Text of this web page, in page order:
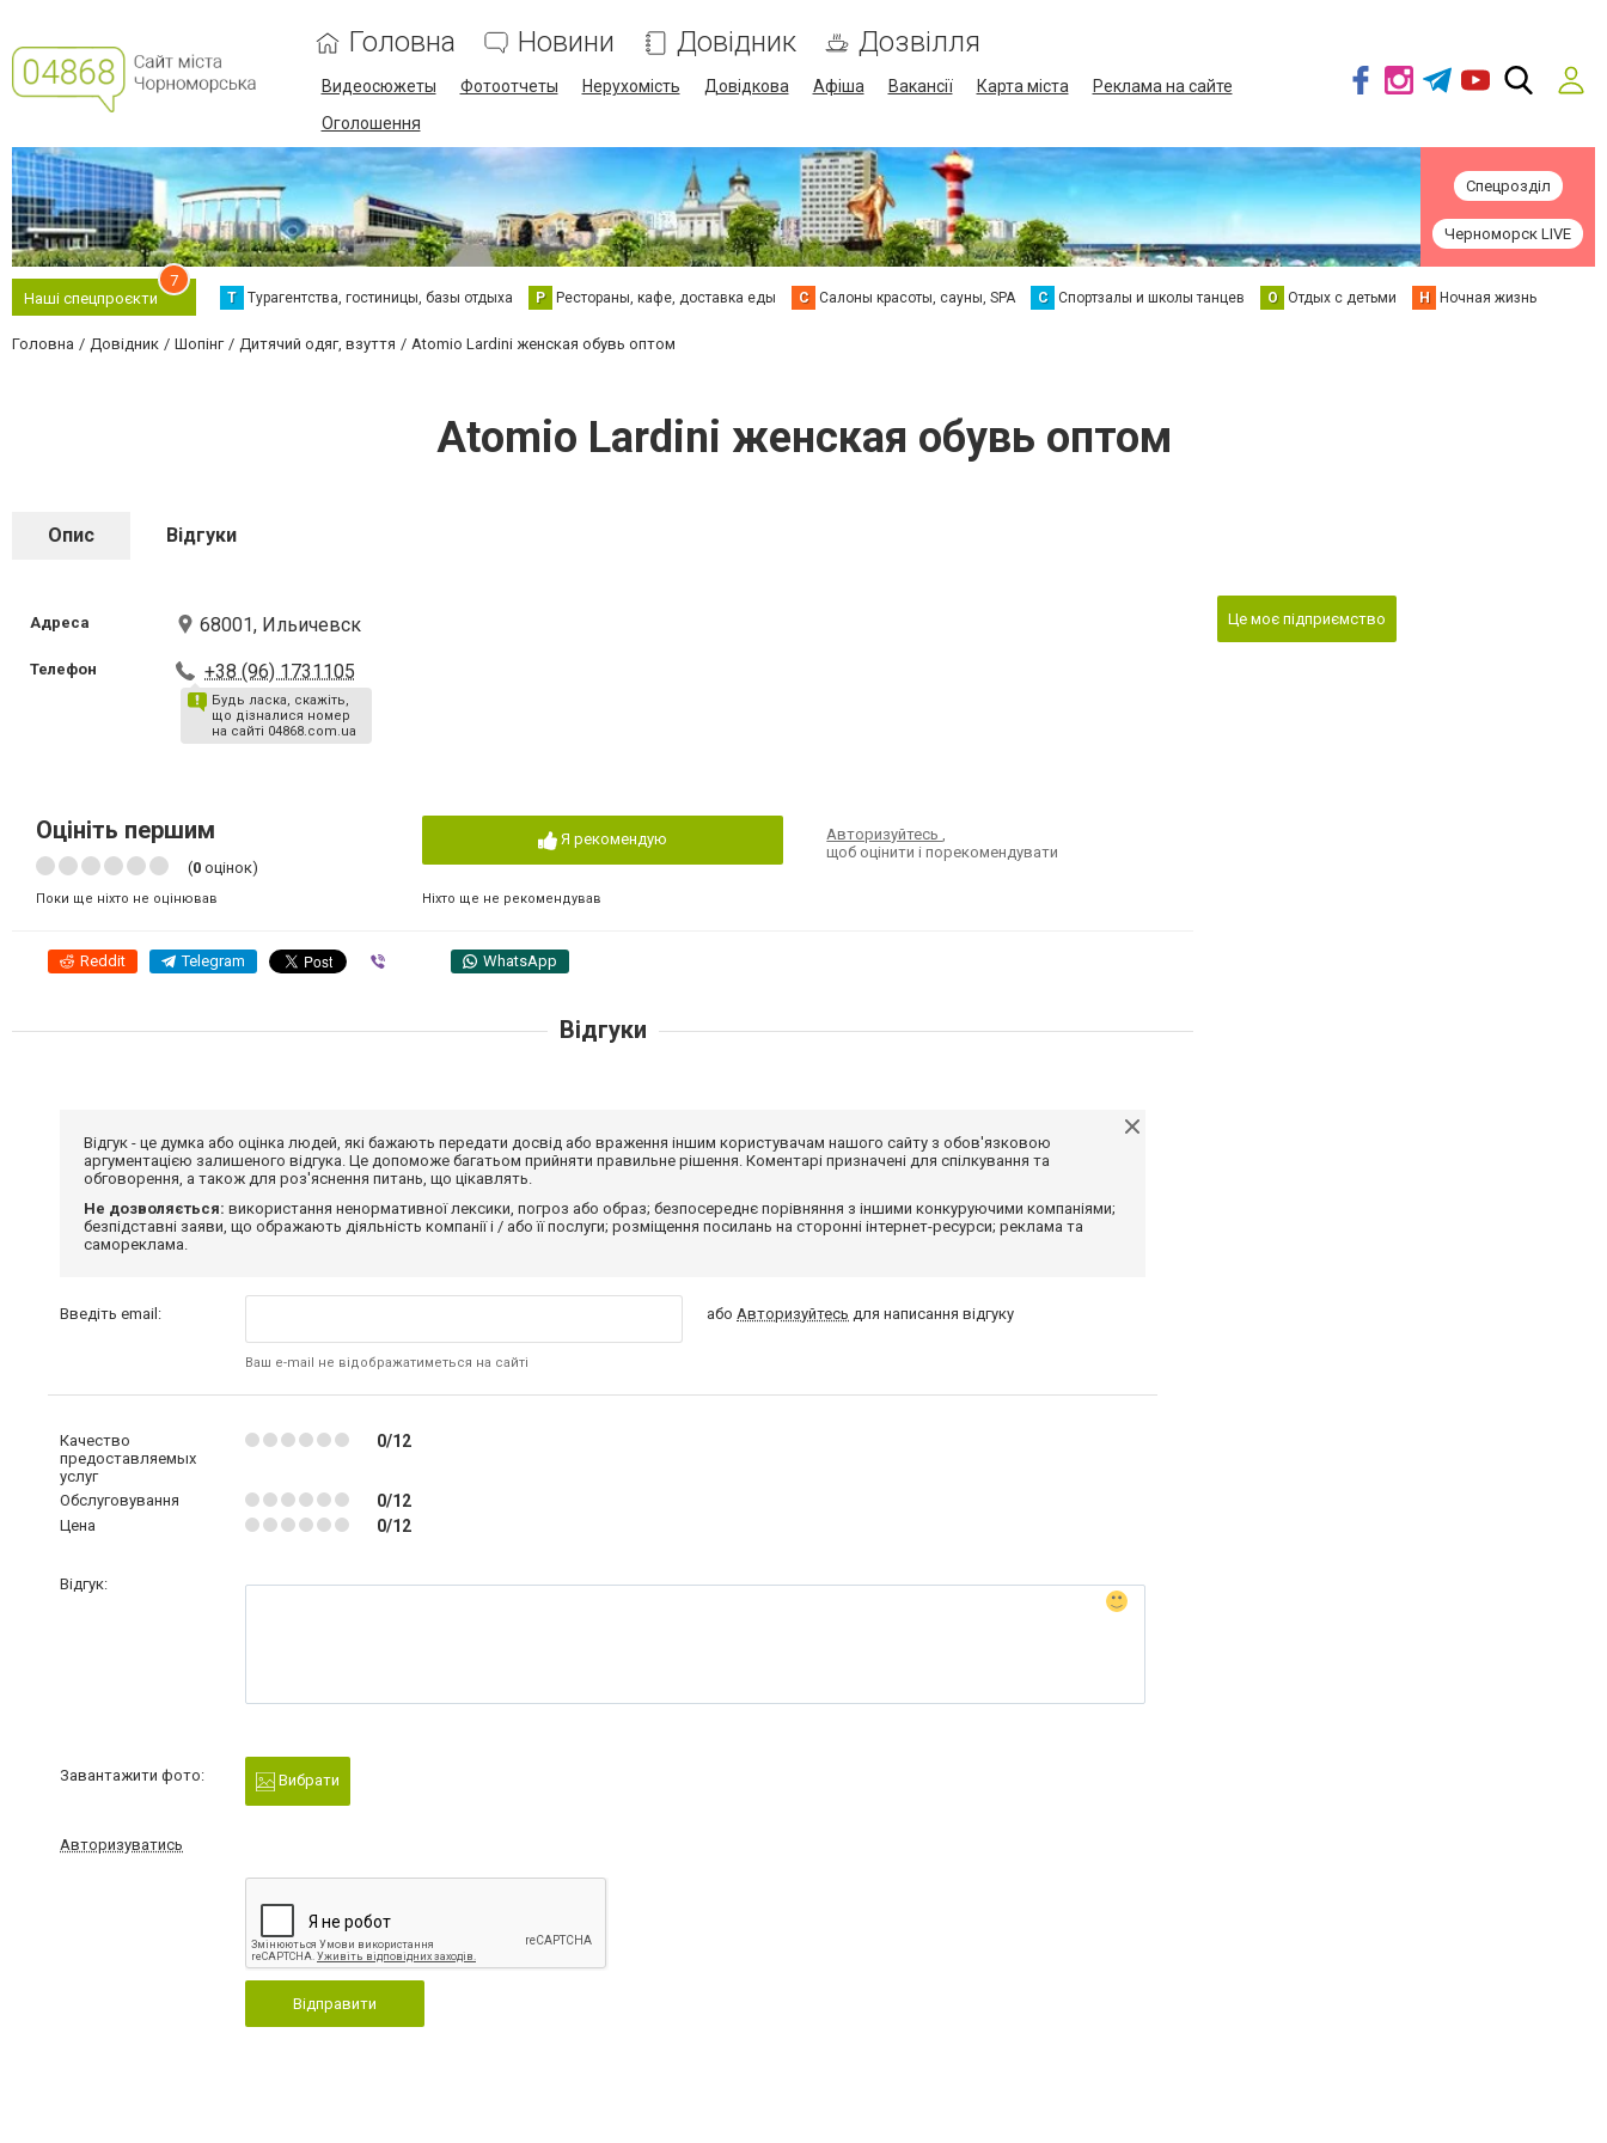
Головна Новини Довідник Дозвілля
Видеосюжеты Фотоотчеты Нерухомість Довідкова Афіша Вакансії Карта міста
Реклама на сайте
Оголошення
Спецрозділ
Черноморск LIVE
Наші спецпроєкти
7
Т Турагентства, гостиницы, базы отдыха Р Рестораны, кафе, доставка еды С Салоны красоты, сауны, SPA С Спортзалы и школы танцев О Отдых с детьми Н Ночная жизнь
Головна Довідник Шопінг Дитячий одяг, взуття Atomio Lardini женская обувь оптом
Atomio Lardini женская обувь оптом
Опис Відгуки
Адреса 68001, Ильичевск
Телефон +38 (96) 1731105
Будь ласка, скажіть,
що дізналися номер
на сайті 04868.com.ua
Оцініть першим
(0 оцінок)
Поки ще ніхто не оцінював
Я рекомендую
Ніхто ще не рекомендував
Авторизуйтесь,
щоб оцінити і порекомендувати
Reddit Telegram WhatsApp
Це моє підприємство
Відгуки
Відгук - це думка або оцінка людей, які бажають передати досвід або враження іншим користувачам нашого сайту з обов'язковою
аргументацією залишеного відгука. Це допоможе багатьом прийняти правильне рішення. Коментарі призначені для спілкування та
обговорення, а також для роз'яснення питань, що цікавлять.
Не дозволяється: використання ненормативної лексики, погроз або образ; безпосереднє порівняння з іншими конкуруючими компаніями;
безпідставні заяви, що ображають діяльність компанії і / або її послуги; розміщення посилань на сторонні інтернет-ресурси; реклама та
самореклама.
Введіть email:
Ваш e-mail не відображатиметься на сайті
абоАвторизуйтесь для написання відгуку
Качество
предоставляемых
услуг
0/12
Обслуговування 0/12
Цена 0/12
Відгук:
Завантажити фото: Вибрати
Авторизуватись
Відправити